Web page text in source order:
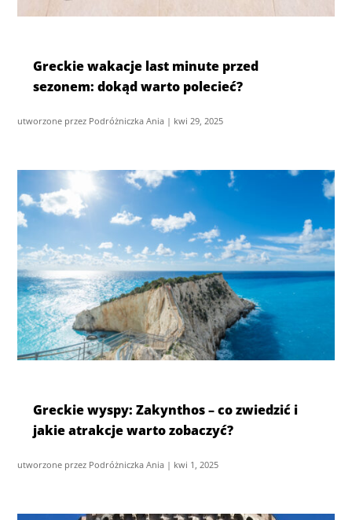
Greckie wakacje last minute przed
sezonem: dokąd warto polecieć?
utworzone przez Podróżniczka Ania | kwi 29, 2025
Greckie wyspy: Zakynthos – co zwiedzić i
jakie atrakcje warto zobaczyć?
utworzone przez Podróżniczka Ania | kwi 1, 2025